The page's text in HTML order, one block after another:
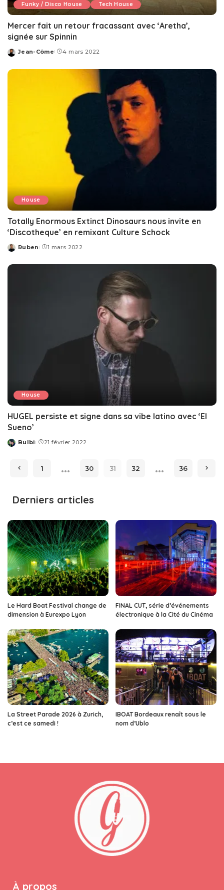
Funky / Disco House Tech House
Mercer fait un retour fracassant avec ‘Aretha’,
signée sur Spinnin
Posted
Jean-Côme 4 mars 2022
House
Totally Enormous Extinct Dinosaurs nous invite en
‘Discotheque’ en remixant Culture Schock
Posted
Ruben 1 mars 2022
House
HUGEL persiste et signe dans sa vibe latino avec ‘El
Sueno’
Posted
Bulbi 21 février 2022
1 … 30 31 32 … 36
Derniers articles
Le Hard Boat Festival change de
dimension à Eurexpo Lyon
FINAL CUT, série d’événements
électronique à la Cité du Cinéma
La Street Parade 2026 à Zurich,
c’est ce samedi !
IBOAT Bordeaux renaît sous le
nom d’Ublo
À propos